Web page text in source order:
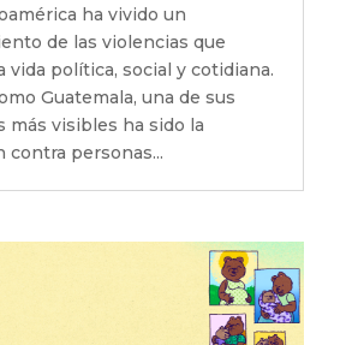
ha vivido un
de las violencias que
vida política, social y cotidiana.
Guatemala, una de sus
más visibles ha sido la
contra personas...